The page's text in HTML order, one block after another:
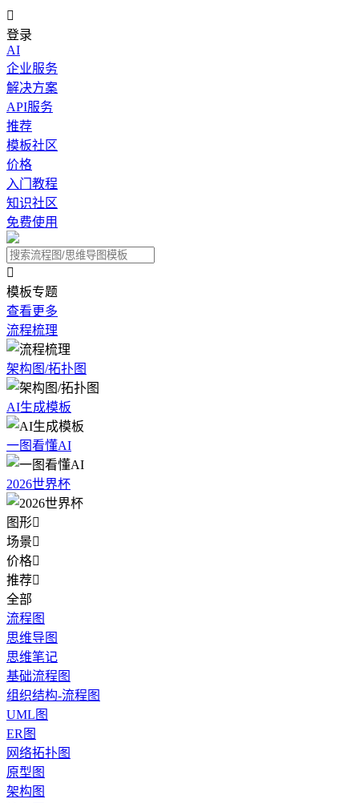

登录
AI
企业服务
解决方案
API服务
推荐
模板社区
价格
入门教程
知识社区
免费使用

模板专题
查看更多
流程梳理
架构图/拓扑图
AI生成模板
一图看懂AI
2026世界杯
图形
场景
价格
推荐
全部
流程图
思维导图
思维笔记
基础流程图
组织结构-流程图
UML图
ER图
网络拓扑图
原型图
架构图